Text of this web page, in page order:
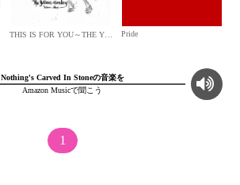
Pride
Nothing's Carved In Stoneの音楽を
Amazon Musicで聞こう
1